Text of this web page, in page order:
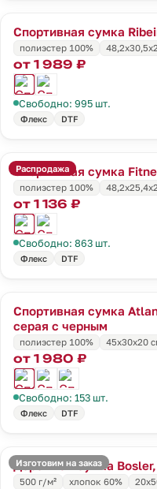
Спортивная сумка
полиэстер 100%
от 1 989 ₽
Свободно: 995 шт.
Флекс DTF
Распродажа
Спортивная сумка
полиэстер 100%
от 1 136 ₽
Свободно: 863 шт.
Флекс DTF
Спортивная сумка
серая с черным
полиэстер 100% 45х30х20
от 1 980 ₽
Свободно: 153 шт.
Флекс DTF
Изготовим на заказ
Дорожная сумка
500 г/м²
хлопок 60%